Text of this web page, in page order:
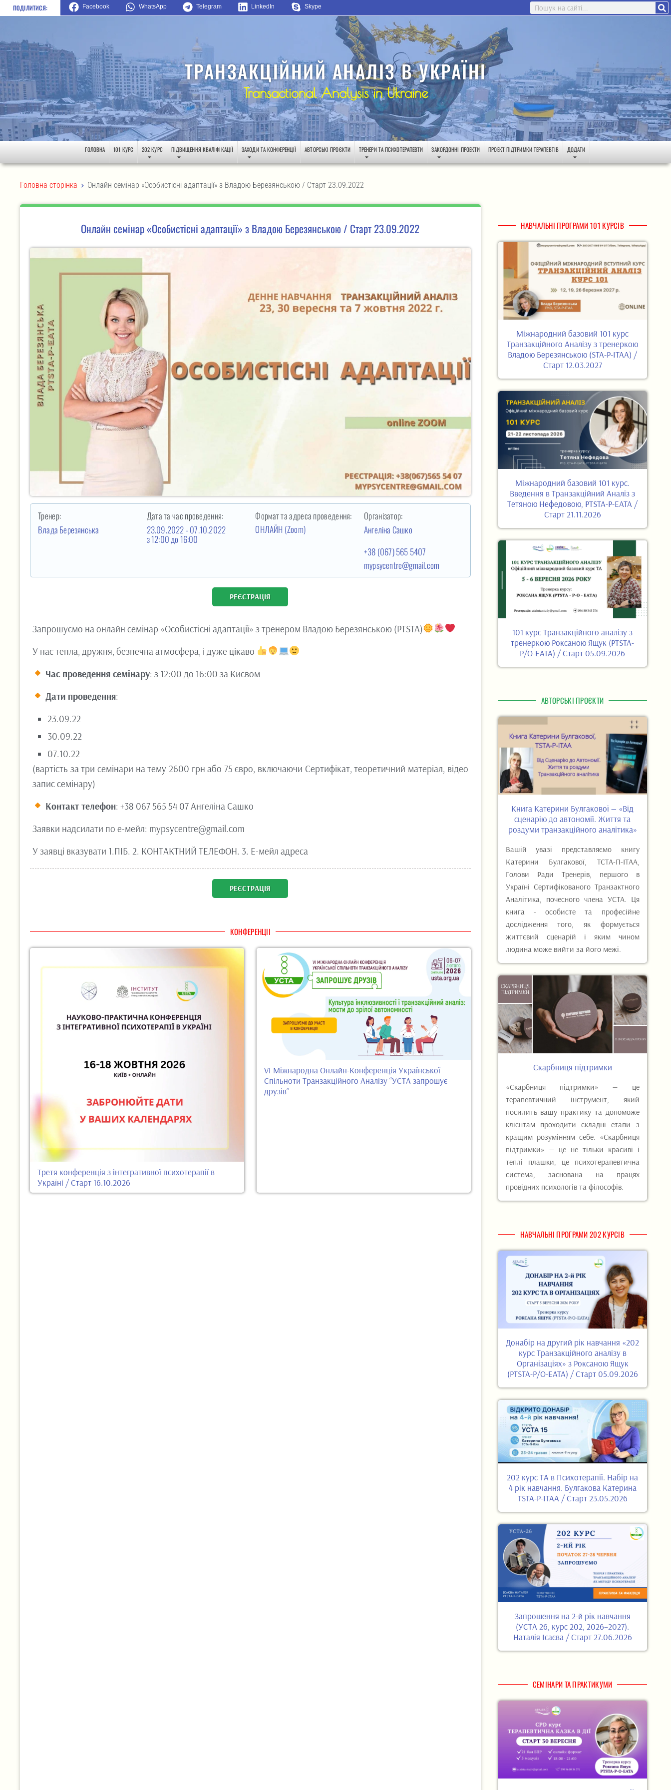
ПОДІЛИТИСЯ: Facebook WhatsApp Telegram LinkedIn Skype
ТРАНЗАКЦІЙНИЙ АНАЛІЗ В УКРАЇНІ
Transactional Analysis in Ukraine
ГОЛОВНА 101 КУРС 202 КУРС ПІДВИЩЕННЯ КВАЛІФІКАЦІЇ ЗАХОДИ ТА КОНФЕРЕНЦІЇ АВТОРСЬКІ ПРОЄКТИ ТРЕНЕРИ ТА ПСИХОТЕРАПЕВТИ ЗАКОРДОННІ ПРОЕКТИ ПРОЕКТ ПІДТРИМКИ ТЕРАПЕВТІВ ДОДАТИ
Головна сторінка > Онлайн семінар «Особистісні адаптації» з Владою Березянською / Старт 23.09.2022
Онлайн семінар «Особистісні адаптації» з Владою Березянською / Старт 23.09.2022
Тренер:
Влада Березянська
Дата та час проведення:
23.09.2022 - 07.10.2022
з 12:00 до 16:00
Формат та адреса проведення:
ОНЛАЙН (Zoom)
Організатор:
Ангеліна Сашко
+38 (067) 565 5407
mypsycentre@gmail.com
РЕЄСТРАЦІЯ
Запрошуємо на онлайн семінар «Особистісні адаптації» з тренером Владою Березянською (PTSTA)
У нас тепла, дружня, безпечна атмосфера, і дуже цікаво
Час проведення семінару: з 12:00 до 16:00 за Києвом
Дати проведення:
23.09.22
30.09.22
07.10.22
(вартість за три семінари на тему 2600 грн або 75 євро, включаючи Сертифікат, теоретичний матеріал, відео
запис семінару)
Контакт телефон: +38 067 565 54 07 Ангеліна Сашко
Заявки надсилати по е-мейл: mypsycentre@gmail.com
У заявці вказувати 1.ПІБ. 2. КОНТАКТНИЙ ТЕЛЕФОН. 3. Е-мейл адреса
РЕЄСТРАЦІЯ
КОНФЕРЕНЦІІ
Третя конференція з інтегративної психотерапії в
Україні / Старт 16.10.2026
VI Міжнародна Онлайн-Конференція Української
Спільноти Транзакційного Аналізу “УСТА запрошує
друзів”
НАВЧАЛЬНІ ПРОГРАМИ 101 КУРСІВ
Міжнародний базовий 101 курс
Транзакційного Аналізу з тренеркою
Владою Березянською (STA-P-ITAA) /
Старт 12.03.2027
Міжнародний базовий 101 курс.
Введення в Транзакційний Аналіз з
Тетяною Нефедовою, PTSTA-P-EATA /
Старт 21.11.2026
101 курс Транзакційного аналізу з
тренеркою Роксаною Ящук (PTSTA-
P/O-EATA) / Старт 05.09.2026
АВТОРСЬКІ ПРОЄКТИ
Книга Катерини Булгакової — «Від
сценарію до автономії. Життя та
роздуми транзакційного аналітика»
Вашій увазі представляємо книгу
Катерини Булгакової, ТСТА-П-ІТАА,
Голови Ради Тренерів, першого в
Україні Сертифікованого Транзактного
Аналітика, почесного члена УСТА. Ця
книга - особисте та професійне
дослідження того, як формується
життєвий сценарій і яким чином
людина може вийти за його межі.
Скарбниця підтримки
«Скарбниця підтримки» — це
терапевтичний інструмент, який
посилить вашу практику та допоможе
клієнтам проходити складні етапи з
кращим розумінням себе. «Скарбниця
підтримки» — це не тільки красиві і
теплі плашки, це психотерапевтична
система, заснована на працях
провідних психологів та філософів.
НАВЧАЛЬНІ ПРОГРАМИ 202 КУРСІВ
Донабір на другий рік навчання «202
курс Транзакційного аналізу в
Організаціях» з Роксаною Ящук
(PTSTA-P/O-EATA) / Старт 05.09.2026
202 курс ТА в Психотерапії. Набір на
4 рік навчання. Булгакова Катерина
TSTA-P-ITAA / Старт 23.05.2026
Запрошення на 2-й рік навчання
(УСТА 26, курс 202, 2026–2027).
Наталія Ісаєва / Старт 27.06.2026
СЕМІНАРИ ТА ПРАКТИКУМИ